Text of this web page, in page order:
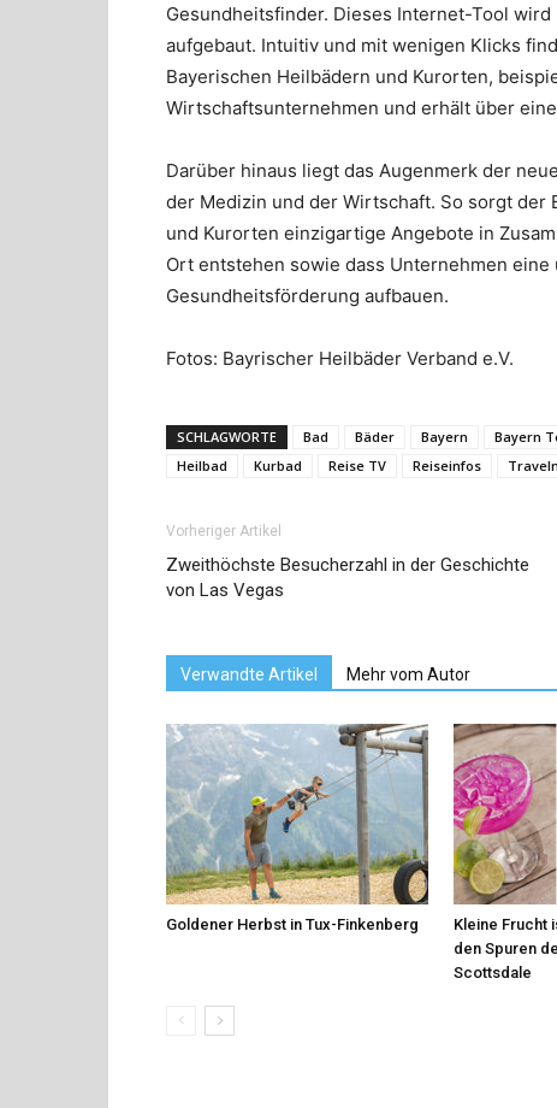
Gesundheitsfinder. Dieses Internet-Tool
aufgebaut. Intuitiv und mit wenigen Klicks
Bayerischen Heilbädern und Kurorten,
Wirtschaftsunternehmen und erhält über
Darüber hinaus liegt das Augenmerk der
der Medizin und der Wirtschaft. So sorgt der
und Kurorten einzigartige Angebote in
Ort entstehen sowie dass Unternehmen
Gesundheitsförderung aufbauen.
Fotos: Bayrischer Heilbäder Verband e.V.
SCHLAGWORTE Bad Bäder Bayern Bayern
Heilbad
Kurbad Reise TV Reiseinfos
Vorheriger Artikel
Zweithöchste Besucherzahl in der Geschichte
von Las Vegas
Verwandte Artikel Mehr vom Autor
Goldener Herbst in Tux-Finkenberg
Kleine Frucht
den Spuren
Scottsdale